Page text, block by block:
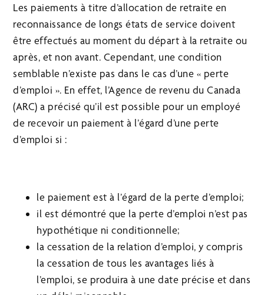
Les paiements à titre d’allocation de retraite en
reconnaissance de longs états de service doivent
être effectués au moment du départ à la retraite ou
après, et non avant. Cependant, une condition
semblable n’existe pas dans le cas d’une « perte
d’emploi ». En effet, l’Agence de revenu du Canada
(ARC) a précisé qu’il est possible pour un employé
de recevoir un paiement à l’égard d’une perte
d’emploi si :
le paiement est à l’égard de la perte d’emploi;
il est démontré que la perte d’emploi n’est pas
hypothétique ni conditionnelle;
la cessation de la relation d’emploi, y compris
la cessation de tous les avantages liés à
l’emploi, se produira à une date précise et dans